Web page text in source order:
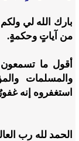
بارك الله لي
من آياتٍ وحكمةٍ.
أقول ما
والمسلمات
استغفروه إنه
الحمد لله رب